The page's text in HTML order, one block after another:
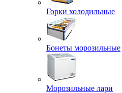
Горки холодильные
Бонеты морозильные
Морозильные лари